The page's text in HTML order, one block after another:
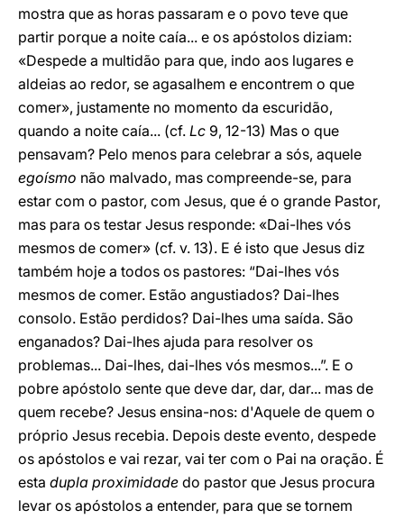
mostra que as horas passaram e o povo teve que
partir porque a noite caía... e os apóstolos diziam:
«Despede a multidão para que, indo aos lugares e
aldeias ao redor, se agasalhem e encontrem o que
comer», justamente no momento da escuridão,
quando a noite caía... (cf. Lc 9, 12-13) Mas o que
pensavam? Pelo menos para celebrar a sós, aquele
egoísmo não malvado, mas compreende-se, para
estar com o pastor, com Jesus, que é o grande Pastor,
mas para os testar Jesus responde: «Dai-lhes vós
mesmos de comer» (cf. v. 13). E é isto que Jesus diz
também hoje a todos os pastores: “Dai-lhes vós
mesmos de comer. Estão angustiados? Dai-lhes
consolo. Estão perdidos? Dai-lhes uma saída. São
enganados? Dai-lhes ajuda para resolver os
problemas... Dai-lhes, dai-lhes vós mesmos...”. E o
pobre apóstolo sente que deve dar, dar, dar... mas de
quem recebe? Jesus ensina-nos: d'Aquele de quem o
próprio Jesus recebia. Depois deste evento, despede
os apóstolos e vai rezar, vai ter com o Pai na oração. É
esta dupla proximidade do pastor que Jesus procura
levar os apóstolos a entender, para que se tornem